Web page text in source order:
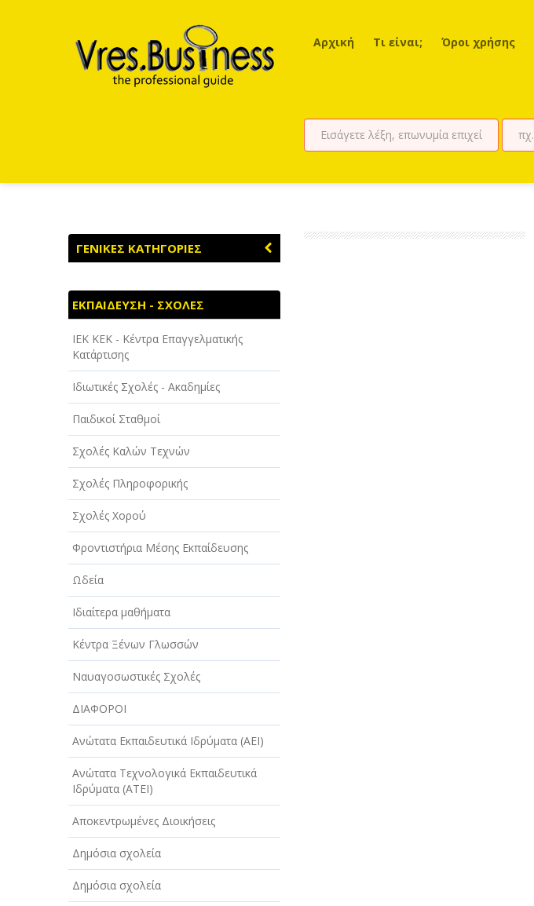
Αρχική Τι είναι; Όροι χρήσης
ΓΕΝΙΚΕΣ ΚΑΤΗΓΟΡΙΕΣ
ΑΓΡΟΤΙΚΑ - ΚΤΗΝΟΤΡΟΦΙΚΑ
ΑΘΛΗΤΙΣΜΟΣ
ΑΥΤΟΚΙΝΗΤΑ - ΜΗΧΑΝΕΣ - ΣΚΑΦΗ
ΔΙΑΣΚΕΔΑΣΗ - ΨΥΧΑΓΩΓΙΑ - ΤΕΧΝΕΣ
ΔΙΑΦΗΜΙΣΗ - ΜΜΕ
ΕΚΚΛΗΣΙΕΣ - ΦΙΛΑΝΘΡΩΠΙΚΑ
ΣΩΜΑΤΕΙΑ
ΕΚΠΑΙΔΕΥΣΗ - ΣΧΟΛΕΣ
ΕΜΠΟΡΙΟ - ΕΜΠΟΡΙΚΑ ΚΑΤΑΣΤΗΜΑΤΑ
ΕΡΓΟΣΤΑΣΙΑ - ΒΙΟΜΗΧΑΝΙΕΣ
ΞΕΝΟΔΟΧΕΙΑ - ΤΟΥΡΙΣΜΟΣ
ΟΜΟΡΦΙΑ
ΠΑΡΟΧΗ ΥΠΗΡΕΣΙΩΝ
ΤΕΧΝΙΚΑ - ΚΑΤΑΣΚΕΥΑΣΤΙΚΑ
ΤΕΧΝΟΛΟΓΙΑ
ΥΓΕΙΑ - ΙΑΤΡΟΙ
ΦΑΓΗΤΟ
ΕΚΠΑΙΔΕΥΣΗ - ΣΧΟΛΕΣ
ΙEK KEK - Κέντρα Επαγγελματικής
Κατάρτισης
Ιδιωτικές Σχολές - Ακαδημίες
Παιδικοί Σταθμοί
Σχολές Καλών Τεχνών
Σχολές Πληροφορικής
Σχολές Χορού
Φροντιστήρια Μέσης Εκπαίδευσης
Ωδεία
Ιδιαίτερα μαθήματα
Κέντρα Ξένων Γλωσσών
Ναυαγοσωστικές Σχολές
ΔΙΑΦΟΡΟΙ
Ανώτατα Εκπαιδευτικά Ιδρύματα (ΑΕΙ)
Ανώτατα Τεχνολογικά Εκπαιδευτικά
Ιδρύματα (ΑΤΕΙ)
Αποκεντρωμένες Διοικήσεις
Δημόσια σχολεία
Δημόσια σχολεία